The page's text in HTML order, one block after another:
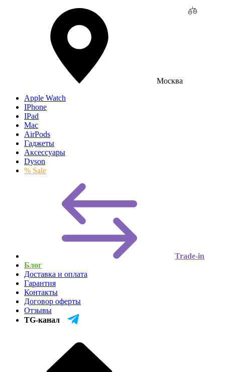
Москва
Apple Watch
IPhone
IPad
Mac
AirPods
Гаджеты
Аксессуары
Dyson
% Sale
Trade-in
Блог
Доставка и оплата
Гарантия
Контакты
Договор оферты
Отзывы
TG-канал